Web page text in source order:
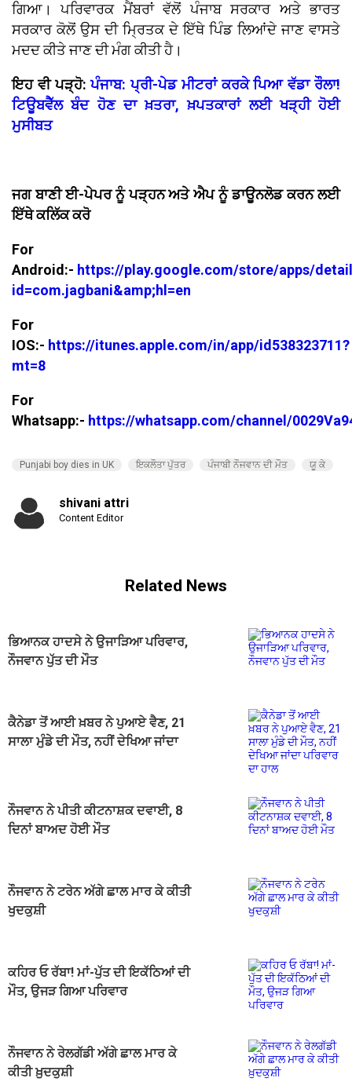
ਗਿਆ। ਪਰਿਵਾਰਕ ਮੈਂਬਰਾਂ ਵੱਲੋਂ ਪੰਜਾਬ ਸਰਕਾਰ ਅਤੇ ਭਾਰਤ
ਸਰਕਾਰ ਕੋਲੋਂ ਉਸ ਦੀ ਮ੍ਰਿਤਕ ਦੇ ਇੱਥੇ ਪਿੰਡ ਲਿਆਂਦੇ ਜਾਣ ਵਾਸਤੇ
ਮਦਦ ਕੀਤੇ ਜਾਣ ਦੀ ਮੰਗ ਕੀਤੀ ਹੈ।
ਇਹ ਵੀ ਪੜ੍ਹੋ:ਪੰਜਾਬ: ਪ੍ਰੀ-ਪੇਡ ਮੀਟਰਾਂ ਕਰਕੇ ਪਿਆ ਵੱਡਾ ਰੌਲਾ!
ਟਿਊਬਵੈੱਲ ਬੰਦ ਹੋਣ ਦਾ ਖ਼ਤਰਾ, ਖ਼ਪਤਕਾਰਾਂ ਲਈ ਖੜ੍ਹੀ ਹੋਈ
ਮੁਸੀਬਤ
ਜਗ ਬਾਣੀ ਈ-ਪੇਪਰ ਨੂੰ ਪੜ੍ਹਨ ਅਤੇ ਐਪ ਨੂੰ ਡਾਊਨਲੋਡ ਕਰਨ ਲਈ
ਇੱਥੇ ਕਲਿੱਕ ਕਰੋ
For
Android:- https://play.google.com/store/apps/
id=com.jagbani&amp;hl=en
For
IOS:- https://itunes.apple.com/in/app/id538323711?
mt=8
For
Whatsapp:- https://whatsapp.com/channel/
Punjabi boy dies in UK ਇਕਲੌਤਾ ਪੁੱਤਰ ਪੰਜਾਬੀ ਨੌਜਵਾਨ ਦੀ ਮੌਤ ਯੂ ਕੇ
shivani attri
Content Editor
Related News
ਭਿਆਨਕ ਹਾਦਸੇ ਨੇ ਉਜਾੜਿਆ ਪਰਿਵਾਰ,
ਨੌਜਵਾਨ ਪੁੱਤ ਦੀ ਮੌਤ
ਕੈਨੇਡਾ ਤੋਂ ਆਈ ਖ਼ਬਰ ਨੇ ਪੁਆਏ ਵੈਣ, 21
ਸਾਲਾ ਮੁੰਡੇ ਦੀ ਮੌਤ, ਨਹੀਂ ਦੇਖਿਆ ਜਾਂਦਾ
ਨੌਜਵਾਨ ਨੇ ਪੀਤੀ ਕੀਟਨਾਸ਼ਕ ਦਵਾਈ, 8
ਦਿਨਾਂ ਬਾਅਦ ਹੋਈ ਮੌਤ
ਨੌਜਵਾਨ ਨੇ ਟਰੇਨ ਅੱਗੇ ਛਾਲ ਮਾਰ ਕੇ ਕੀਤੀ
ਖੁਦਕੁਸ਼ੀ
ਕਹਿਰ ਓ ਰੱਬਾ! ਮਾਂ-ਪੁੱਤ ਦੀ ਇਕੱਠਿਆਂ ਦੀ
ਮੌਤ, ਉਜੜ ਗਿਆ ਪਰਿਵਾਰ
ਨੌਜਵਾਨ ਨੇ ਰੇਲਗੱਡੀ ਅੱਗੇ ਛਾਲ ਮਾਰ ਕੇ
ਕੀਤੀ ਖ਼ੁਦਕੁਸ਼ੀ